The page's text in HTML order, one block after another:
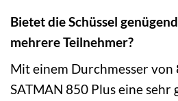
Bietet die Schüssel
mehrere Teilnehmer?
Mit einem Durchmesser von
SATMAN 850 Plus eine sehr